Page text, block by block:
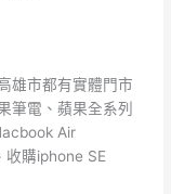
雄市都有實體門市
筆電、蘋果全系列
Air
購iphone SE